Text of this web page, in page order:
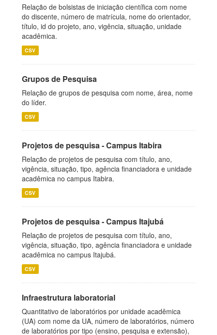
Relação de bolsistas de iniciação científica com nome
do discente, número de matrícula, nome do orientador,
título, id do projeto, ano, vigência, situação, unidade
acadêmica.
CSV
Grupos de Pesquisa
Relação de grupos de pesquisa com nome, área, nome
do líder.
CSV
Projetos de pesquisa - Campus Itabira
Relação de projetos de pesquisa com título, ano,
vigência, situação, tipo, agência financiadora e unidade
acadêmica no campus Itabira.
CSV
Projetos de pesquisa - Campus Itajubá
Relação de projetos de pesquisa com título, ano,
vigência, situação, tipo, agência financiadora e unidade
acadêmica no campus Itajubá.
CSV
Infraestrutura laboratorial
Quantitativo de laboratórios por unidade acadêmica
(UA) com nome da UA, número de laboratórios, número
de laboratórios por tipo (ensino, pesquisa e extensão),